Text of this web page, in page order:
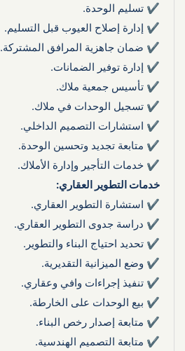
✔ تسليم الوحدة.
✔ إدارة إصلاح العيوب قبل التسليم.
✔ ضمان جاهزية المرافق المشتركة.
✔ إدارة توفير الضمانات.
✔ تأسيس جمعية ملاك.
✔ تسجيل الوحدات في ملاك.
✔ استشارات التصميم الداخلي.
✔ متابعة تجديد وتحسين الوحدة.
✔ خدمات التأجير وإدارة الأملاك.
خدمات التطوير العقاري:
✔ استشارة التطوير العقاري.
✔ دراسة جدوى التطوير العقاري.
✔ تحديد احتياج البناء والتطوير.
✔ وضع الميزانية التقديرية.
✔ تنفيذ إجراءات وافي وعقاري.
✔ بيع الوحدات على الخارطة.
✔ متابعة إصدار رخص البناء.
✔ متابعة التصميم الهندسية.